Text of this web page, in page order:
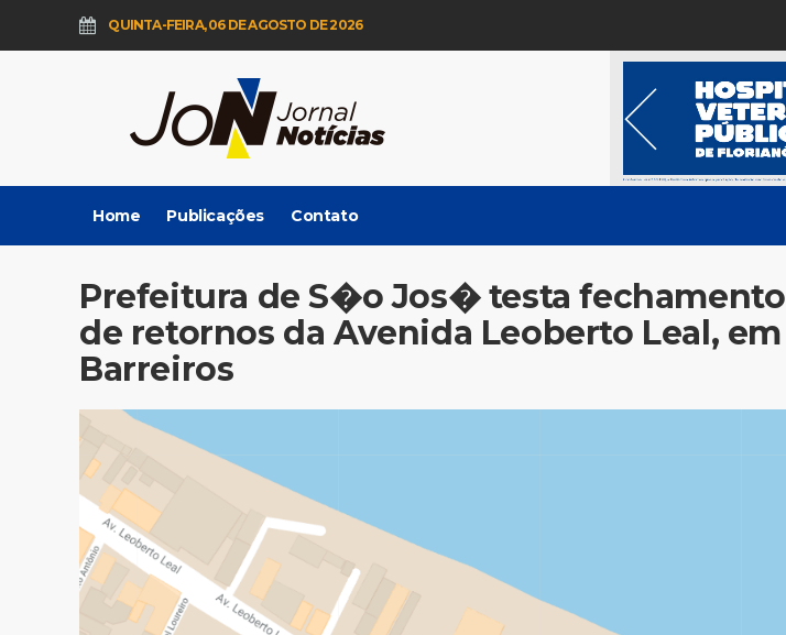
QUINTA-FEIRA, 06 DE AGOSTO DE 2026
Home Publicações Contato
Prefeitura de S�o Jos� testa fechamento
de retornos da Avenida Leoberto Leal, em
Barreiros